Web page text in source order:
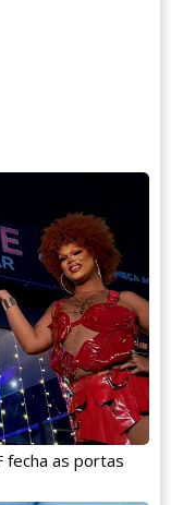
fecha as portas